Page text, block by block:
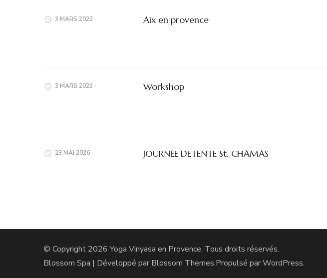
3 MARS 2023 Aix en provence
3 MARS 2023 Workshop
23 MAI 2026 JOURNEE DETENTE St. CHAMAS
© Copyright 2026Yoga Vinyasa en Provence. Tous droits réservés.
Blossom Spa | Développé par Blossom Themes.Propulsé parWordPress.